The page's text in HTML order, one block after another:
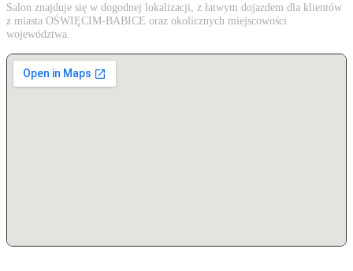
Salon znajduje się w dogodnej lokalizacji, z łatwym dojazdem dla klientów
z miasta OŚWIĘCIM-BABICE oraz okolicznych miejscowości
województwa.